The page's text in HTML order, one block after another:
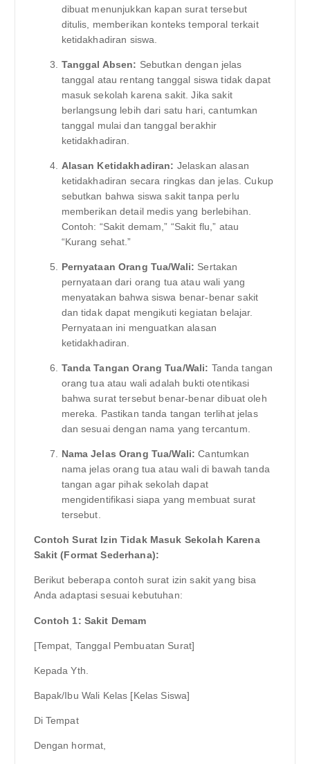
dibuat menunjukkan kapan surat tersebut
ditulis, memberikan konteks temporal terkait
ketidakhadiran siswa.
Tanggal Absen: Sebutkan dengan jelas
tanggal atau rentang tanggal siswa tidak dapat
masuk sekolah karena sakit. Jika sakit
berlangsung lebih dari satu hari, cantumkan
tanggal mulai dan tanggal berakhir
ketidakhadiran.
Alasan Ketidakhadiran: Jelaskan alasan
ketidakhadiran secara ringkas dan jelas. Cukup
sebutkan bahwa siswa sakit tanpa perlu
memberikan detail medis yang berlebihan.
Contoh: “Sakit demam,” “Sakit flu,” atau
“Kurang sehat.”
Pernyataan Orang Tua/Wali: Sertakan
pernyataan dari orang tua atau wali yang
menyatakan bahwa siswa benar-benar sakit
dan tidak dapat mengikuti kegiatan belajar.
Pernyataan ini menguatkan alasan
ketidakhadiran.
Tanda Tangan Orang Tua/Wali: Tanda tangan
orang tua atau wali adalah bukti otentikasi
bahwa surat tersebut benar-benar dibuat oleh
mereka. Pastikan tanda tangan terlihat jelas
dan sesuai dengan nama yang tercantum.
Nama Jelas Orang Tua/Wali: Cantumkan
nama jelas orang tua atau wali di bawah tanda
tangan agar pihak sekolah dapat
mengidentifikasi siapa yang membuat surat
tersebut.
Contoh Surat Izin Tidak Masuk Sekolah Karena
Sakit (Format Sederhana):
Berikut beberapa contoh surat izin sakit yang bisa
Anda adaptasi sesuai kebutuhan:
Contoh 1: Sakit Demam
[Tempat, Tanggal Pembuatan Surat]
Kepada Yth.
Bapak/Ibu Wali Kelas [Kelas Siswa]
Di Tempat
Dengan hormat,